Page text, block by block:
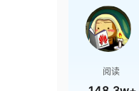
阅读